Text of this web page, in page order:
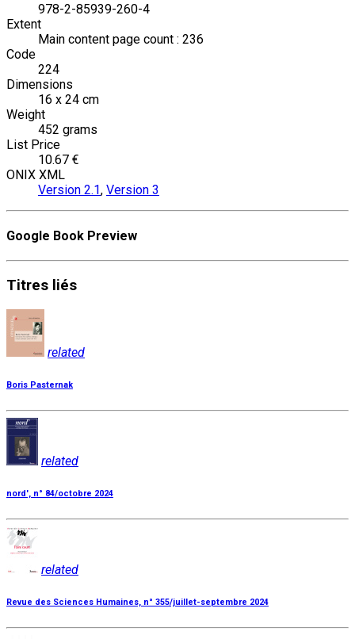
978-2-85939-260-4
Extent
Main content page count : 236
Code
224
Dimensions
16 x 24 cm
Weight
452 grams
List Price
10.67 €
ONIX XML
Version 2.1, Version 3
Google Book Preview
Titres liés
related
Boris Pasternak
related
nord', n° 84/octobre 2024
related
Revue des Sciences Humaines, n° 355/juillet-septembre 2024